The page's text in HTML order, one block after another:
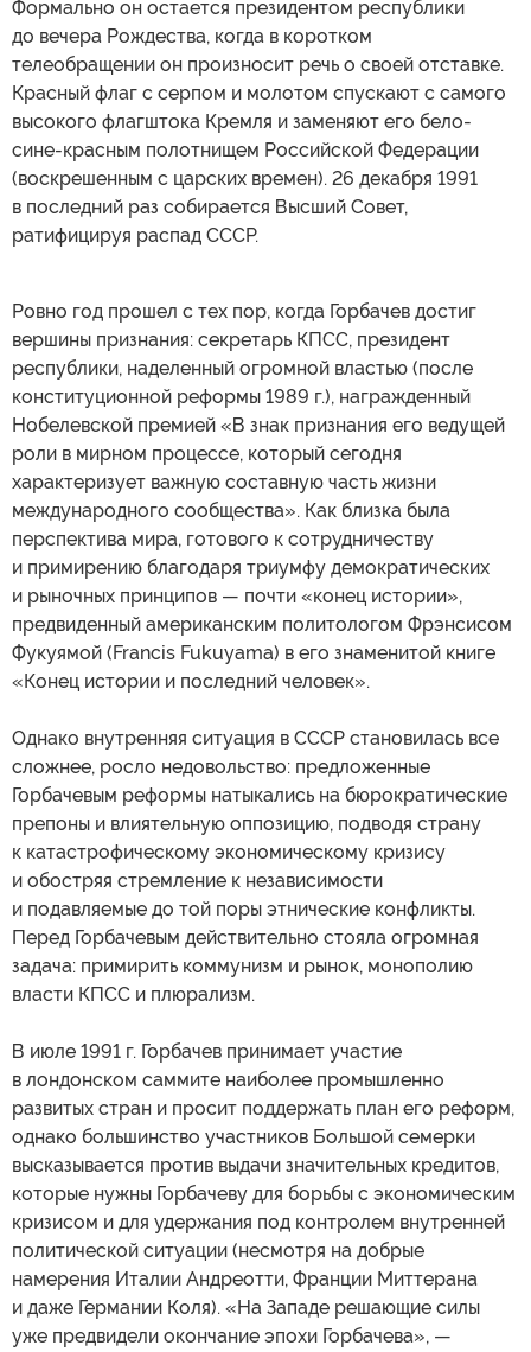
Формально он остается президентом республики
до вечера Рождества, когда в коротком
телеобращении он произносит речь о своей отставке.
Красный флаг с серпом и молотом спускают с самого
высокого флагштока Кремля и заменяют его бело-
сине-красным полотнищем Российской Федерации
(воскрешенным с царских времен). 26 декабря 1991
в последний раз собирается Высший Совет,
ратифицируя распад СССР.
Ровно год прошел с тех пор, когда Горбачев достиг
вершины признания: секретарь КПСС, президент
республики, наделенный огромной властью (после
конституционной реформы 1989 г.), награжденный
Нобелевской премией «В знак признания его ведущей
роли в мирном процессе, который сегодня
характеризует важную составную часть жизни
международного сообщества». Как близка была
перспектива мира, готового к сотрудничеству
и примирению благодаря триумфу демократических
и рыночных принципов — почти «конец истории»,
предвиденный американским политологом Фрэнсисом
Фукуямой (Francis Fukuyama) в его знаменитой книге
«Конец истории и последний человек».
Однако внутренняя ситуация в СССР становилась все
сложнее, росло недовольство: предложенные
Горбачевым реформы натыкались на бюрократические
препоны и влиятельную оппозицию, подводя страну
к катастрофическому экономическому кризису
и обостряя стремление к независимости
и подавляемые до той поры этнические конфликты.
Перед Горбачевым действительно стояла огромная
задача: примирить коммунизм и рынок, монополию
власти КПСС и плюрализм.
В июле 1991 г. Горбачев принимает участие
в лондонском саммите наиболее промышленно
развитых стран и просит поддержать план его реформ,
однако большинство участников Большой семерки
высказывается против выдачи значительных кредитов,
которые нужны Горбачеву для борьбы с экономическим
кризисом и для удержания под контролем внутренней
политической ситуации (несмотря на добрые
намерения Италии Андреотти, Франции Миттерана
и даже Германии Коля). «На Западе решающие силы
уже предвидели окончание эпохи Горбачева», —